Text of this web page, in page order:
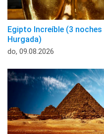
Egipto Increíble (3
Hurgada)
do, 09.08.2026